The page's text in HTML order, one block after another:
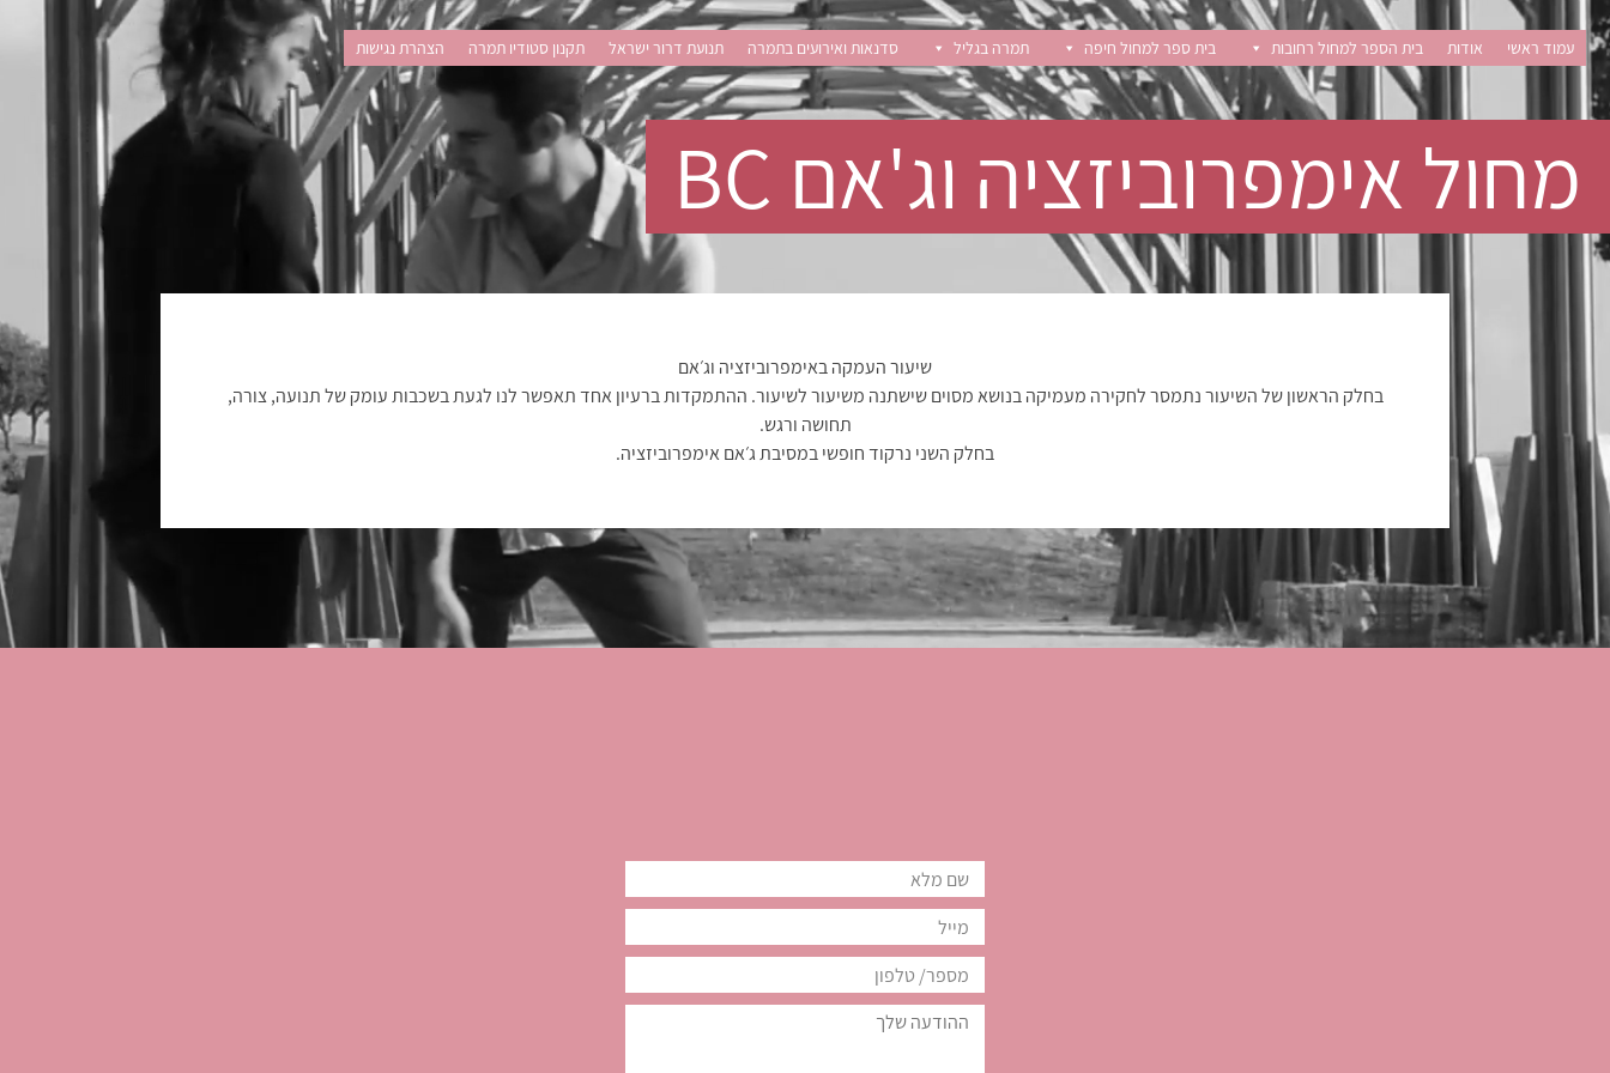
Skip
to
content
עמוד ראשי אודות בית הספר למחול רחובות בית ספר למחול חיפה תמרה בגליל סדנאות ואירועים בתמרה תנועת דרור ישראל תקנון סטודיו תמרה הצהרת נגישות
מחול אימפרוביזציה וג'אם BC
שיעור העמקה באימפרוביזציה וג׳אם
בחלק הראשון של השיעור נתמסר לחקירה מעמיקה בנושא מסוים שישתנה משיעור לשיעור. ההתמקדות ברעיון אחד תאפשר לנו לגעת בשכבות עומק של תנועה, צורה,
תחושה ורגש.
בחלק השני נרקוד חופשי במסיבת ג׳אם אימפרוביזציה.